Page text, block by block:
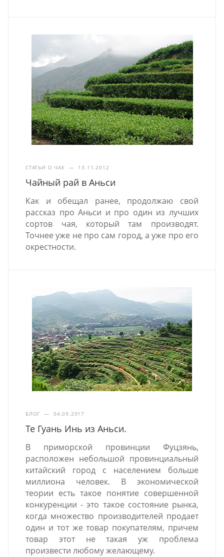
СТАТЬИ О ЧАЕ — 13.11.2012
Чайный рай в Аньси
Как и обещал ранее, продолжаю свой
рассказ про Аньси и про один из лучших
сортов чая, который там производят.
Точнее уже не про сам город, а уже про его
окрестности.
БЛОГ — 04.09.2017
Те Гуань Инь из Аньси.
В приморской провинции Фуцзянь,
расположен небольшой провинциальный
китайский город с населением больше
миллиона человек. В экономической
теории есть такое понятие совершенной
конкуренции - это такое состояние рынка,
когда множество производителей продает
один и тот же товар покупателям, причем
товар этот не такая уж проблема
произвести любому желающему.